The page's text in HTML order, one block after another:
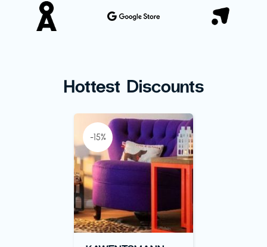
Hottest Discounts
-15%